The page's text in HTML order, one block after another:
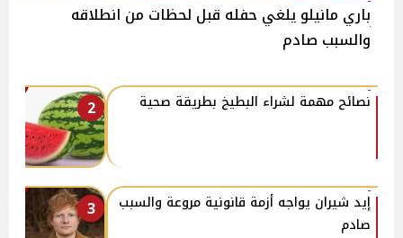
باري مانيلو يلغي حفله قبل لحظات من انطلاقه
والسبب صادم
2 نصائح مهمة لشراء البطيخ بطريقة صحية
3
إيد شيران يواجه أزمة قانونية مروعة والسبب
صادم